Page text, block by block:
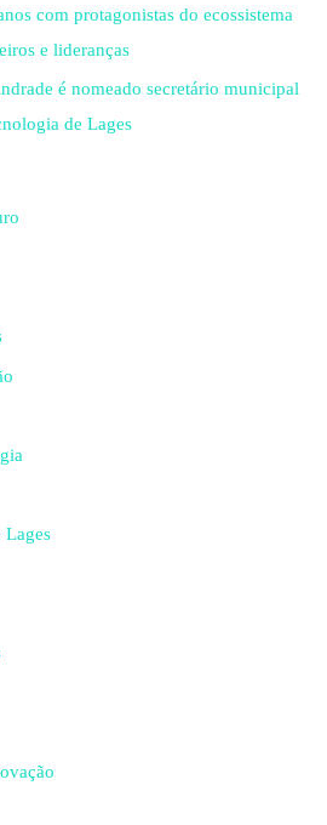
com protagonistas do ecossistema
e lideranças
é nomeado secretário municipal
de Lages